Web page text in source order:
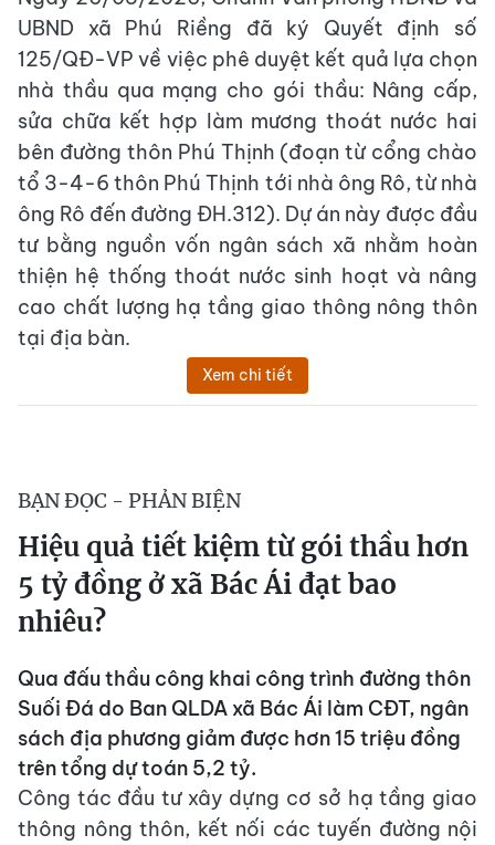
UBND xã Phú Riềng đã ký Quyết định số
125/QĐ-VP về việc phê duyệt kết quả lựa chọn
nhà thầu qua mạng cho gói thầu: Nâng cấp,
sửa chữa kết hợp làm mương thoát nước hai
bên đường thôn Phú Thịnh (đoạn từ cổng chào
tổ 3-4-6 thôn Phú Thịnh tới nhà ông Rô, từ nhà
ông Rô đến đường ĐH.312). Dự án này được đầu
tư bằng nguồn vốn ngân sách xã nhằm hoàn
thiện hệ thống thoát nước sinh hoạt và nâng
cao chất lượng hạ tầng giao thông nông thôn
tại địa bàn.
Xem chi tiết
BẠN ĐỌC - PHẢN BIỆN
Hiệu quả tiết kiệm từ gói thầu hơn
5 tỷ đồng ở xã Bác Ái đạt bao
nhiêu?
Qua đấu thầu công khai công trình đường thôn
Suối Đá do Ban QLDA xã Bác Ái làm CĐT, ngân
sách địa phương giảm được hơn 15 triệu đồng
trên tổng dự toán 5,2 tỷ.
Công tác đầu tư xây dựng cơ sở hạ tầng giao
thông nông thôn, kết nối các tuyến đường nội